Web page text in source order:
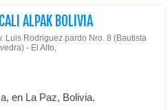
ALPAK BOLIVIA
Luis Rodriguez pardo Nro. 8 (Bautista
- El Alto,
en La Paz, Bolivia.